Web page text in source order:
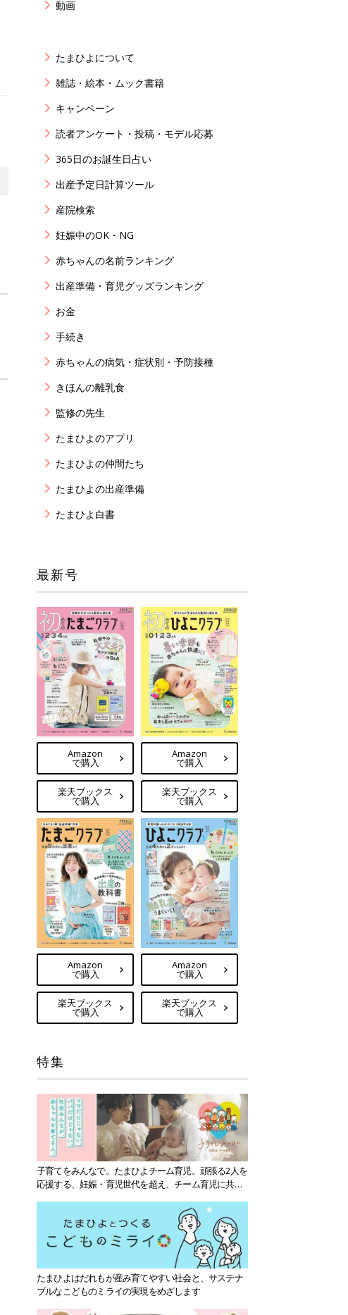
動画
たまひよについて
雑誌・絵本・ムック書籍
キャンペーン
読者アンケート・投稿・モデル応募
365日のお誕生日占い
出産予定日計算ツール
産院検索
妊娠中のOK・NG
赤ちゃんの名前ランキング
出産準備・育児グッズランキング
お金
手続き
赤ちゃんの病気・症状別・予防接種
きほんの離乳食
監修の先生
たまひよのアプリ
たまひよの仲間たち
たまひよの出産準備
たまひよ白書
最新号
Amazon
で購入
楽天ブックス
で購入
Amazon
で購入
楽天ブックス
で購入
Amazon
で購入
楽天ブックス
で購入
Amazon
で購入
楽天ブックス
で購入
特集
子育てをみんなで。たまひよチーム育児。頑張る2人を
応援する、妊娠・育児世代を超え、チーム育児に共感
たまひよはだれもが産み育てやすい社会と、サステナ
ブルなこどものミライの実現をめざします